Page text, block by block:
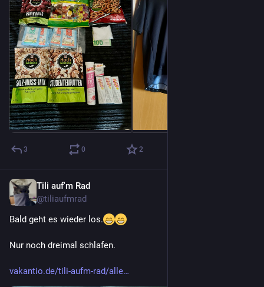
3 0 2
Tili auf'm Rad
@tiliaufmrad
Bald geht es wieder los.
Nur noch dreimal schlafen.
vakantio.de/tili-aufm-rad/alle